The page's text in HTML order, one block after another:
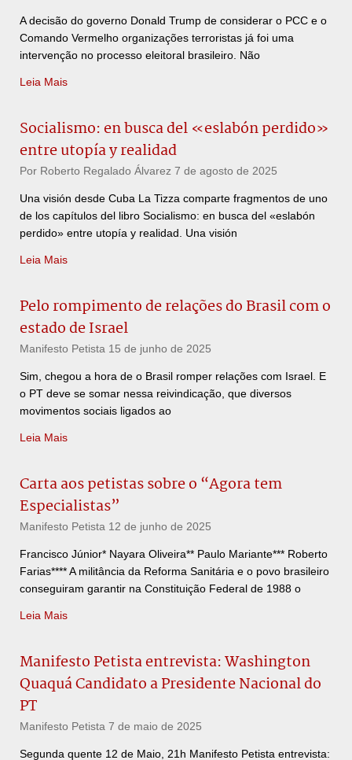
A decisão do governo Donald Trump de considerar o PCC e o
Comando Vermelho organizações terroristas já foi uma
intervenção no processo eleitoral brasileiro. Não
Leia Mais
Socialismo: en busca del «eslabón perdido»
entre utopía y realidad
Por Roberto Regalado Álvarez 7 de agosto de 2025
Una visión desde Cuba La Tizza comparte fragmentos de uno
de los capítulos del libro Socialismo: en busca del «eslabón
perdido» entre utopía y realidad. Una visión
Leia Mais
Pelo rompimento de relações do Brasil com o
estado de Israel
Manifesto Petista 15 de junho de 2025
Sim, chegou a hora de o Brasil romper relações com Israel. E
o PT deve se somar nessa reivindicação, que diversos
movimentos sociais ligados ao
Leia Mais
Carta aos petistas sobre o “Agora tem
Especialistas”
Manifesto Petista 12 de junho de 2025
Francisco Júnior* Nayara Oliveira** Paulo Mariante*** Roberto
Farias**** A militância da Reforma Sanitária e o povo brasileiro
conseguiram garantir na Constituição Federal de 1988 o
Leia Mais
Manifesto Petista entrevista: Washington
Quaquá Candidato a Presidente Nacional do
PT
Manifesto Petista 7 de maio de 2025
Segunda quente 12 de Maio, 21h Manifesto Petista entrevista: